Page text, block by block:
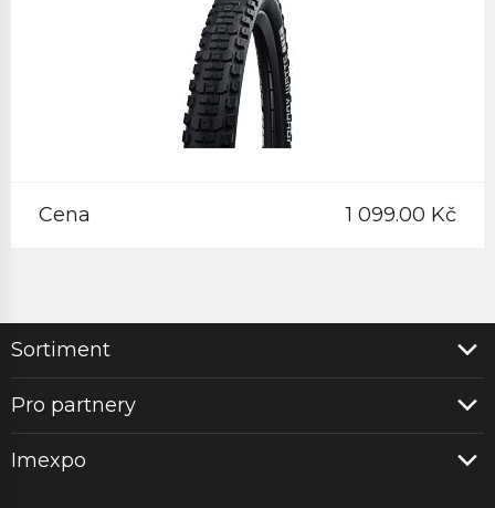
Cena 1 099.00 Kč
Sortiment
Pro partnery
Imexpo